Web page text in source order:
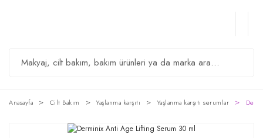
Anasayfa Cilt Bakım Yaşlanma karşıtı Yaşlanma karşıtı serumlar